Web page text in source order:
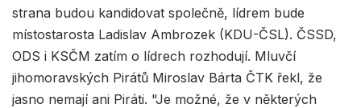
strana budou kandidovat společně, lídrem bude
místostarosta Ladislav Ambrozek (KDU-ČSL). ČSSD,
ODS i KSČM zatím o lídrech rozhodují. Mluvčí
jihomoravských Pirátů Miroslav Bárta ČTK řekl, že
jasno nemají ani Piráti. "Je možné, že v některých